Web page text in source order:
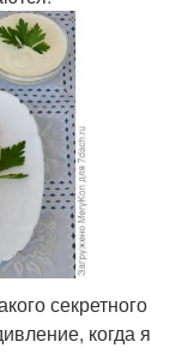
секретного
когда я